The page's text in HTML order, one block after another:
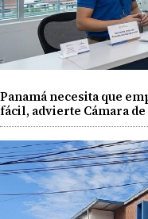
Panamá necesita que
fácil, advierte Cámara